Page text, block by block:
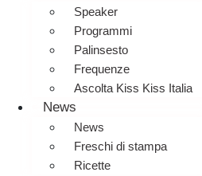
Speaker
Programmi
Palinsesto
Frequenze
Ascolta Kiss Kiss Italia
News
News
Freschi di stampa
Ricette